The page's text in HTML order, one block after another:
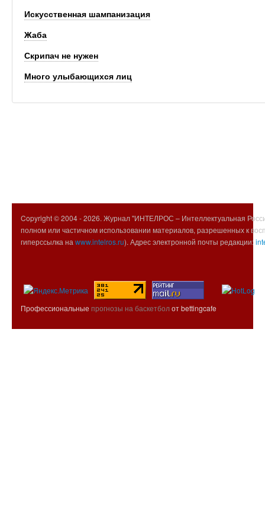
Искусственная шампанизация
Жаба
Скрипач не нужен
Много улыбающихся лиц
Copyright © 2004 -2026. Журнал "ИНТЕЛРОС – Интеллектуальная
полном или частичном использовании материалов, разрешенных к
гиперссылка на www.intelros.ru). Адрес электронной почты редакции:
Профессиональные прогнозы на баскетбол от bettingcafe